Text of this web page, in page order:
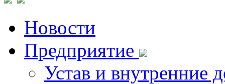
Новости
Предприятие
Устав и внутренние